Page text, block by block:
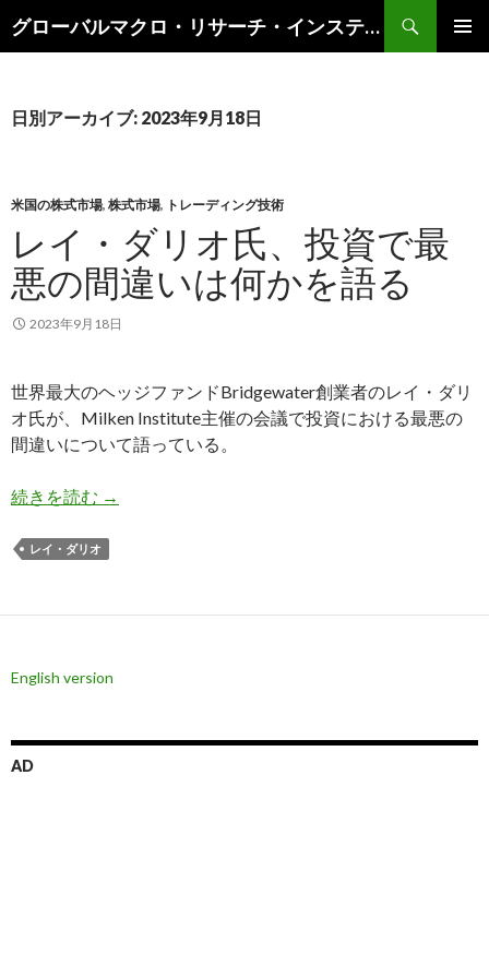
グローバルマクロ・リサーチ・インスティテュート
索
ン
キ
ッ
プ
日別アーカイブ: 2023年9月18日
米国の株式市場, 株式市場, トレーディング技術
レイ・ダリオ氏、投資で最
悪の間違いは何かを語る
2023年9月18日
世界最大のヘッジファンドBridgewater創業者のレイ・ダリ
オ氏が、Milken Institute主催の会議で投資における最悪の
間違いについて語っている。
続きを読む レイ・ダリオ氏、投資で最悪の間違いは何かを語
→
レイ・ダリオ
English version
AD